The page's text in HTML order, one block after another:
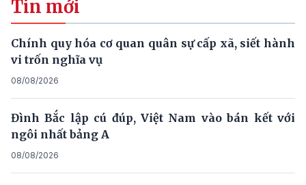
Tin mới
Chính quy hóa cơ quan quân sự cấp xã, siết hành
vi trốn nghĩa vụ
08/08/2026
Đình Bắc lập cú đúp, Việt Nam vào bán kết với
ngôi nhất bảng A
08/08/2026